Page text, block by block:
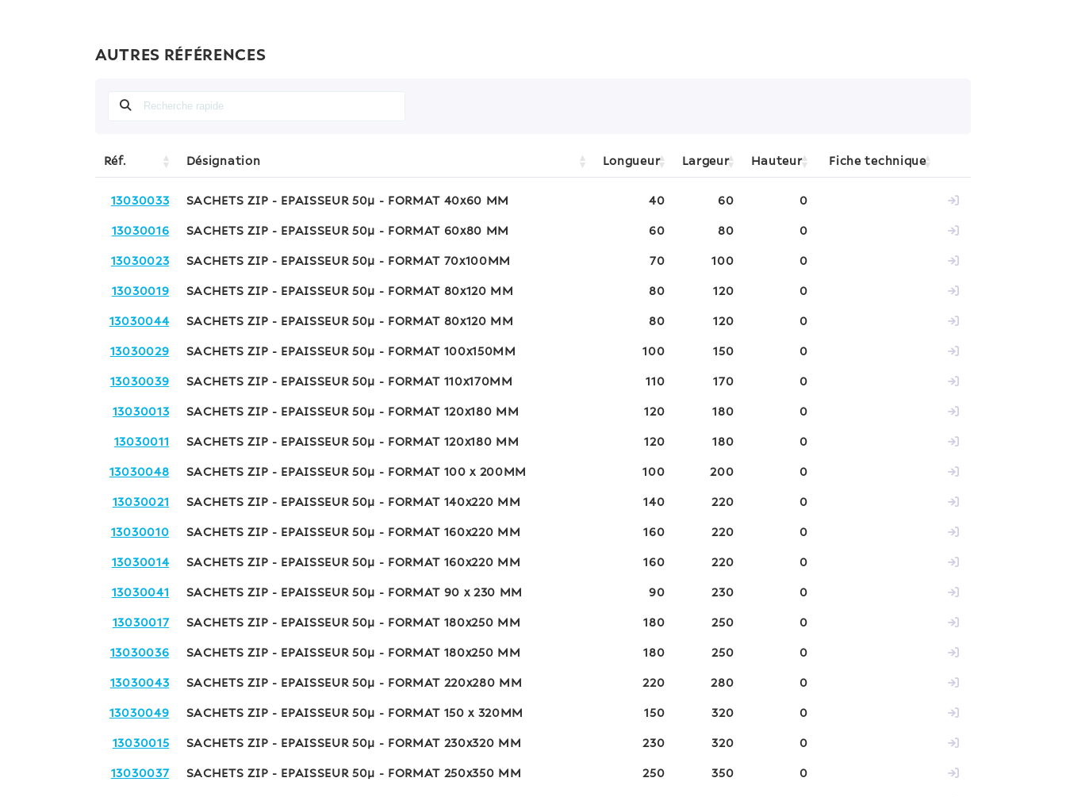
AUTRES RÉFÉRENCES
Réf. Désignation Longueur Largeur Hauteur Fiche technique
13030033 SACHETS ZIP - EPAISSEUR 50µ - FORMAT 40x60 MM 40 60 0
13030016 SACHETS ZIP - EPAISSEUR 50µ - FORMAT 60x80 MM 60 80 0
13030023 SACHETS ZIP - EPAISSEUR 50µ - FORMAT 70x100MM 70 100 0
13030019 SACHETS ZIP - EPAISSEUR 50µ - FORMAT 80x120 MM 80 120 0
13030044 SACHETS ZIP - EPAISSEUR 50µ - FORMAT 80x120 MM 80 120 0
13030029 SACHETS ZIP - EPAISSEUR 50µ - FORMAT 100x150MM 100 150 0
13030039 SACHETS ZIP - EPAISSEUR 50µ - FORMAT 110x170MM 110 170 0
13030013 SACHETS ZIP - EPAISSEUR 50µ - FORMAT 120x180 MM 120 180 0
13030011 SACHETS ZIP - EPAISSEUR 50µ - FORMAT 120x180 MM 120 180 0
13030048 SACHETS ZIP - EPAISSEUR 50µ - FORMAT 100 x 200MM 100 200 0
13030021 SACHETS ZIP - EPAISSEUR 50µ - FORMAT 140x220 MM 140 220 0
13030010 SACHETS ZIP - EPAISSEUR 50µ - FORMAT 160x220 MM 160 220 0
13030014 SACHETS ZIP - EPAISSEUR 50µ - FORMAT 160x220 MM 160 220 0
13030041 SACHETS ZIP - EPAISSEUR 50µ - FORMAT 90 x 230 MM 90 230 0
13030017 SACHETS ZIP - EPAISSEUR 50µ - FORMAT 180x250 MM 180 250 0
13030036 SACHETS ZIP - EPAISSEUR 50µ - FORMAT 180x250 MM 180 250 0
13030043 SACHETS ZIP - EPAISSEUR 50µ - FORMAT 220x280 MM 220 280 0
13030049 SACHETS ZIP - EPAISSEUR 50µ - FORMAT 150 x 320MM 150 320 0
13030015 SACHETS ZIP - EPAISSEUR 50µ - FORMAT 230x320 MM 230 320 0
13030037 SACHETS ZIP - EPAISSEUR 50µ - FORMAT 250x350 MM 250 350 0